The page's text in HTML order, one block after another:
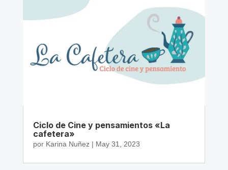
Ciclo de Cine y pensamientos «La
cafetera»
por Karina Nuñez| May 31, 2023